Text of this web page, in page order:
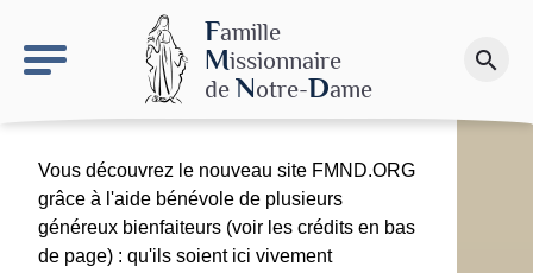
Famille
Missionnaire
de Notre-Dame
search
Faire un don
Vous découvrez le nouveau site FMND.ORG
grâce à l'aide bénévole de plusieurs
généreux bienfaiteurs (voir les crédits en bas
de page) : qu'ils soient ici vivement